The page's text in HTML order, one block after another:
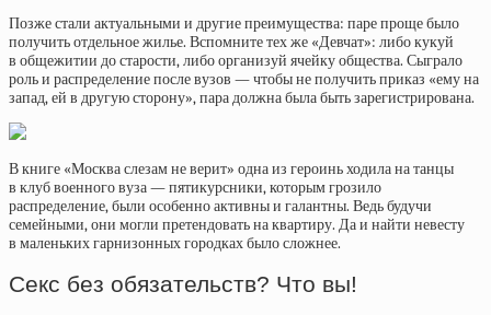
Позже стали актуальными и другие преимущества: паре проще было
получить отдельное жилье. Вспомните тех же «Девчат»: либо кукуй
в общежитии до старости, либо организуй ячейку общества. Сыграло
роль и распределение после вузов — чтобы не получить приказ «ему на
запад, ей в другую сторону», пара должна была быть зарегистрирована.
В книге «Москва слезам не верит» одна из героинь ходила на танцы
в клуб военного вуза — пятикурсники, которым грозило
распределение, были особенно активны и галантны. Ведь будучи
семейными, они могли претендовать на квартиру. Да и найти невесту
в маленьких гарнизонных городках было сложнее.
Секс без обязательств? Что вы!